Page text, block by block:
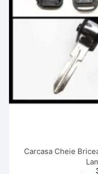
Carcasa Cheie